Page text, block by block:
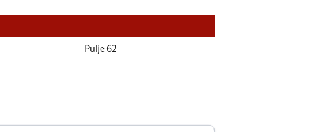
Pulje 62